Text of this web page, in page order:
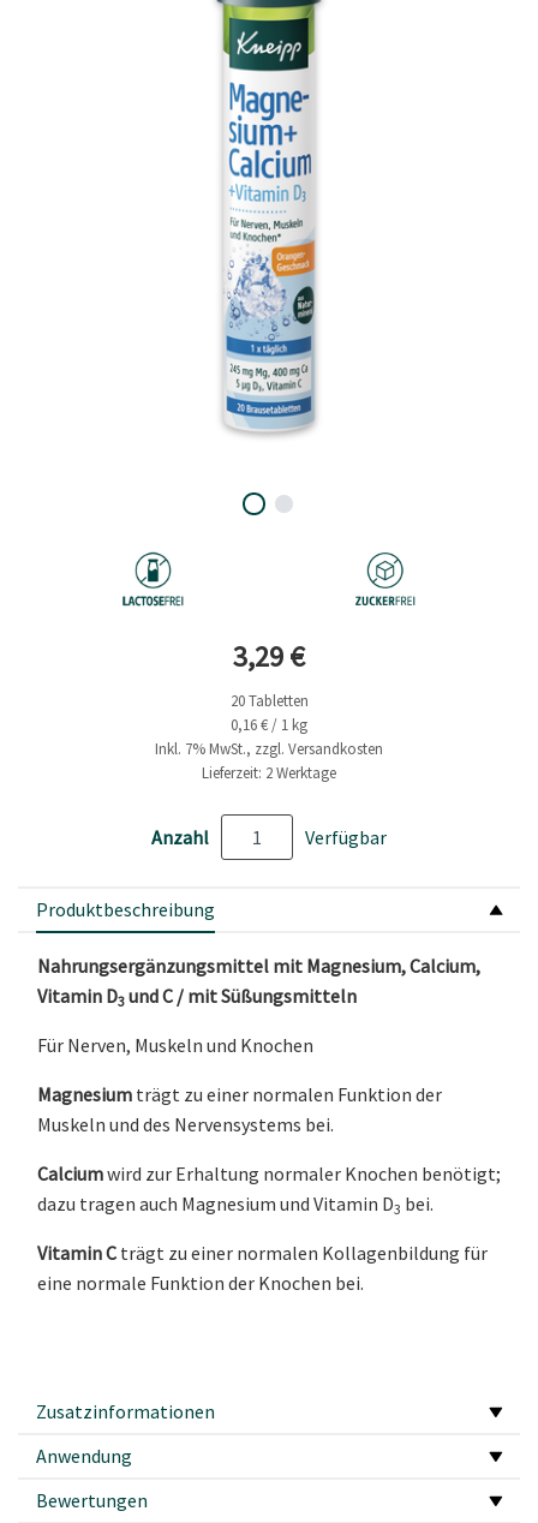
Aktueller Preis
3,29 €
20 Tabletten
0,16 € / 1 kg
Inkl. 7% MwSt., zzgl. Versandkosten
Lieferzeit: 2 Werktage
Anzahl Verfügbar
Produktbeschreibung
Nahrungsergänzungsmittel mit Magnesium, Calcium,
Vitamin D3 und C / mit Süßungsmitteln
Für Nerven, Muskeln und Knochen
Magnesium trägt zu einer normalen Funktion der
Muskeln und des Nervensystems bei.
Calciumwird zur Erhaltung normaler Knochen benötigt;
dazu tragen auch Magnesium und Vitamin D3 bei.
Vitamin C trägt zu einer normalen Kollagenbildung für
eine normale Funktion der Knochen bei.
Zusatzinformationen
Anwendung
Bewertungen